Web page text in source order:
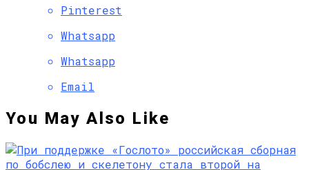
Pinterest
Whatsapp
Whatsapp
Email
You May Also Like